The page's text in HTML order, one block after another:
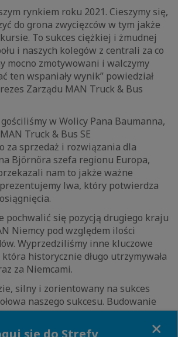
rynkiem roku 2021. Cieszymy się,
do grona zwycięzców w tym jakże
To sukces ciężkiej i żmudnej
i naszych kolegów z centrali za co
mocno zmotywowani i walczymy
ten wspaniały wynik” powiedział
Zarządu MAN Truck & Bus
w Wolicy Pana Baumanna,
Truck & Bus SE
za sprzedaż i rozwiązania dla
Björnöra szefa regionu Europa,
nam to jakże ważne
lwa, który potwierdza
pochwalić się pozycją drugiego kraju
Niemcy pod względem ilości
Wyprzedziliśmy inne kluczowe
historycznie długo utrzymywała
za Niemcami.
silny i zorientowany na sukces
naszego sukcesu. Budowanie
jak wiemy niełatwa sztuka, ale chcąc
kultury działania organizacji,
się do Strefy